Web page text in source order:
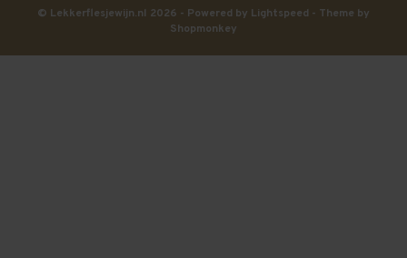
© Lekkerflesjewijn.nl 2026 - Powered by Lightspeed - Theme by
Shopmonkey